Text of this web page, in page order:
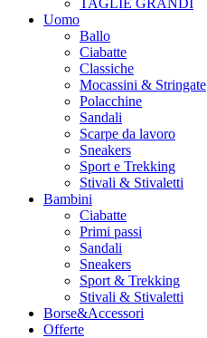
TAGLIE GRANDI
Uomo
Ballo
Ciabatte
Classiche
Mocassini & Stringate
Polacchine
Sandali
Scarpe da lavoro
Sneakers
Sport e Trekking
Stivali & Stivaletti
Bambini
Ciabatte
Primi passi
Sandali
Sneakers
Sport & Trekking
Stivali & Stivaletti
Borse&Accessori
Offerte